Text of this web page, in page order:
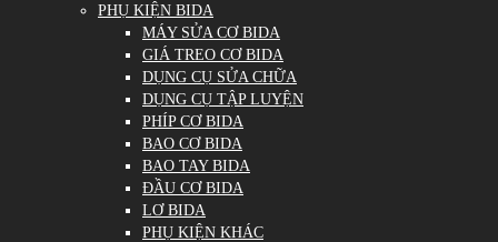
PHỤ KIỆN BIDA
MÁY SỬA CƠ BIDA
GIÁ TREO CƠ BIDA
DỤNG CỤ SỬA CHỮA
DỤNG CỤ TẬP LUYỆN
PHÍP CƠ BIDA
BAO CƠ BIDA
BAO TAY BIDA
ĐẦU CƠ BIDA
LƠ BIDA
PHỤ KIỆN KHÁC